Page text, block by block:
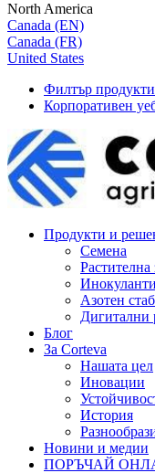
North America
Canada (EN)
Canada (FR)
United States
Филтър продукти
Корпоративен
Продукти и
Семена
Растителна
Инокуланти
Азотен
Дигитални
Блог
За Corteva
Нашата цел
Иновации
История
Новини и медии
ПОРЪЧАЙ